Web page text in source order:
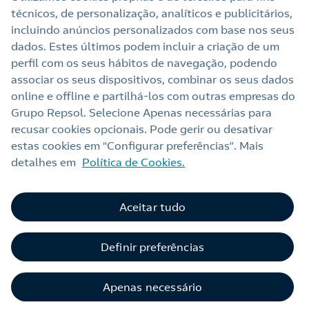
Links Úteis
Nota legal
Política de privacidade
Política de cookies
Termos e Condições My Repsol
Alerta por fraude
Livro de Reclamações Online
Canal de Ética e Conformidade
técnicos, de personalização, analíticos e publicitários,
incluindo anúncios personalizados com base nos seus
dados. Estes últimos podem incluir a criação de um
perfil com os seus hábitos de navegação, podendo
associar os seus dispositivos, combinar os seus dados
online e offline e partilhá‑los com outras empresas do
Grupo Repsol. Selecione Apenas necessárias para
recusar cookies opcionais. Pode gerir ou desativar
estas cookies em “Configurar preferências”. Mais
detalhes em Política de Cookies.
Definir preferências
Apenas necessário
Aceitar tudo